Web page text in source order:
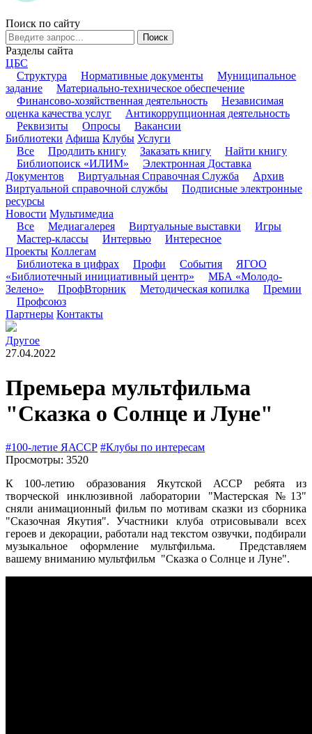
Поиск по сайту
Поиск
Разделы сайта
ЦБС
Структура
Нормативные документы
Муниципальное
задание
Материально-техническое обеспечение
Финансово-хозяйственная деятельность
Независимая
оценка качества услуг
Антикоррупционная деятельность
Реквизиты
Опросы
Вакансии
Библиотеки Афиша Клубы Услуги
Все
Продлить книгу Заказать книгу
Найти книгу
Библиопоиск «ИЛИМ»
Электронная Доставка
Документов
Виртуальная Справочная Служба
Архив
Виртуальной справочной службы
Подписные электронные
ресурсы
Новости Мультимедиа
Все
Медиагалерея Виртуальные выставки
Игры
Мастер-классы
Интервью
Интересное
Проекты Коллегам
Библиотека в цифрах
Профи События
ЯГОО
«Библиотечный инициативный центр»
МБА «Молодо-
Зелено»
ПрофВторник Методическая копилка
Премии
Профсоюз
Партнеры Контакты
Другое
27.04.2022
Премьера мультфильма
"Сказка о Солнце и Луне"
#100-летие ЯАССР #Клубы по интересам
Просмотры: 3520
К 100-летию образования Якутской АССР ребята из
творческой инклюзивной лаборатории "Мастерская №13"
сняли анимационный фильм по мотивам сказки из сборника
"Сказочная Якутия". Участники клуба отрисовывали всех
героев и декорации, работали над текстом озвучки, подбирали
музыкальное оформление мультфильма. Представляем
вашему вниманию мультфильм "Сказка о Солнце и Луне".